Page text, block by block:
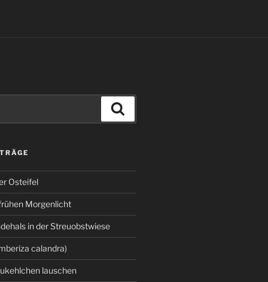
Osteifel
Morgenlicht
in der Streuobstwiese
calandra)
lauschen